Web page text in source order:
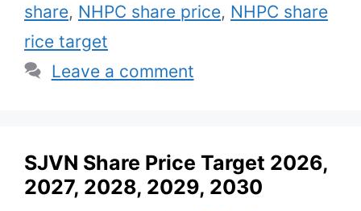
share, NHPC share price, NHPC share
rice target
Leave a comment
SJVN Share Price Target 2026,
2027, 2028, 2029, 2030